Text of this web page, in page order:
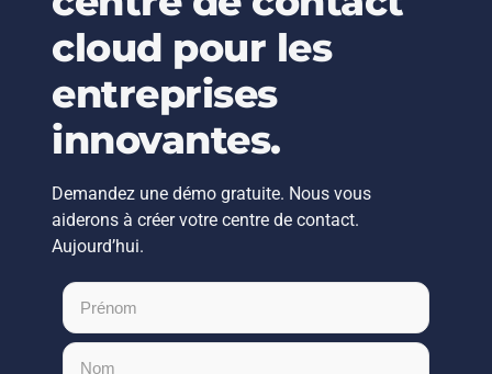
cloud pour les
entreprises
innovantes.
Demandez une démo gratuite. Nous vous
aiderons à créer votre centre de contact.
Aujourd’hui.